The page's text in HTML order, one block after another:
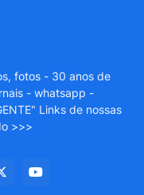
fotos - 30 anos de
- whatsapp -
Links de nossas
>>>